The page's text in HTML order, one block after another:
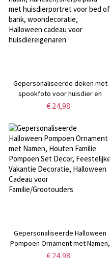
Gepersonaliseerde deken met
spookfoto voor huisdier en
naam, flanellen/sherpa plaid met
bank, woondecoratie, Halloween
cadeau voor huisdiereigenaren
€ 24,98
Gepersonaliseerde Halloween
Pompoen Ornament met Namen,
Houten Familie Pompoen Set
€ 24,98